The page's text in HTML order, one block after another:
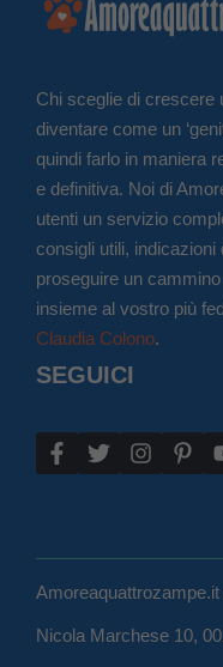
Chi sceglie di crescere
diventare come un
quindi farlo in maniera
e definitiva. Noi di
utenti un servizio
consigli utili,
proseguire un
insieme al vostro più
Claudia Colono.
SEGUICI
Nicola Marchese 10,